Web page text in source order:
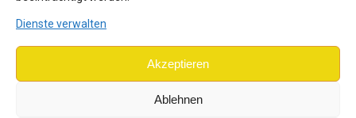
Dienste verwalten
Akzeptieren
Ablehnen